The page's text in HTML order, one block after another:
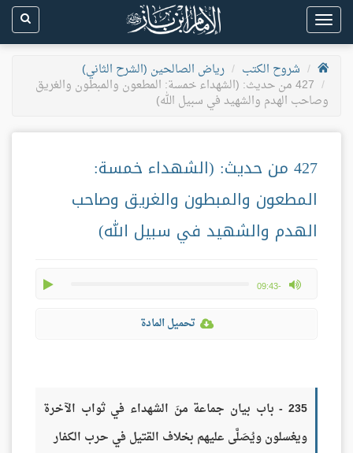
Toggle
navigation
شروح الكتب
رياض الصالحين (الشرح الثاني)
427 من حديث: (الشهداء خمسة: المطعون والمبطون والغريق
وصاحب الهدم والشهيد في سبيل الله)
427 من حديث: (الشهداء خمسة:
المطعون والمبطون والغريق وصاحب
الهدم والشهيد في سبيل الله)
-09:43
max volume
تحميل المادة
235 - باب بيان جماعة منَ الشهداء في ثواب الآخرة
ويغسلون ويُصَلَّى عليهم بخلاف القتيل في حرب الكفار